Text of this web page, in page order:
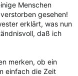
Menschen
gesehen!
erklärt, was nun
daß ich
merken, ob ein
einfach die Zeit